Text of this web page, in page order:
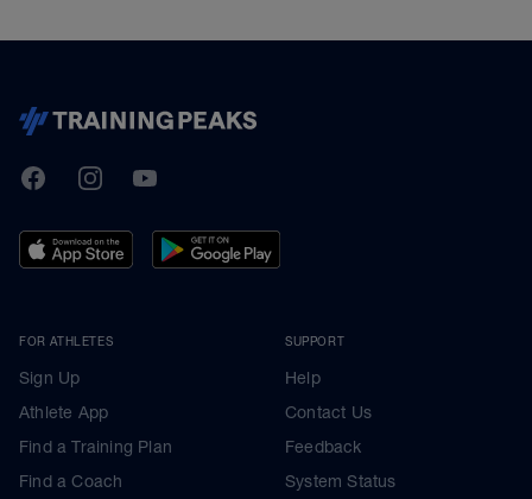
TrainingPeaks
FacebookInstagramYoutube
FOR ATHLETES
Sign Up
Athlete App
Find a Training Plan
Find a Coach
SUPPORT
Help
Contact Us
Feedback
System Status